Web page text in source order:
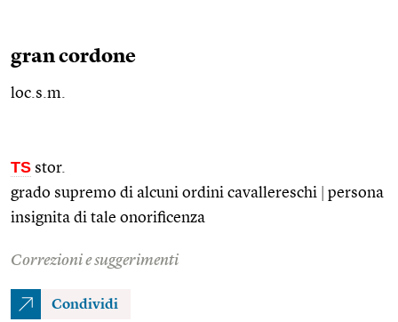
gran cordone
loc.s.m.
TS stor.
grado supremo di alcuni ordini cavallereschi
persona
insignita di tale onorificenza
Correzioni e suggerimenti
Condividi